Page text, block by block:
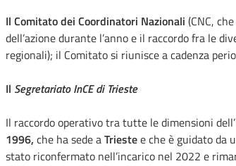
Il Comitato dei Coordinatori Nazionali (CNC,
dell’azione durante l’anno e il raccordo fra le
regionali); il Comitato si riunisce a cadenza
Il Segretariato InCE di Trieste
Il raccordo operativo tra tutte le dimensioni
1996, che ha sede aTriestee che è guidato da
stato riconfermato nell’incarico nel 2022 e